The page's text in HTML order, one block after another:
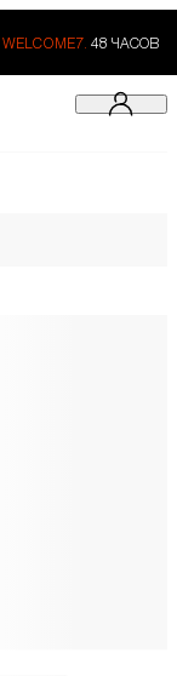
WELCOME7. 48 ЧАСОВ